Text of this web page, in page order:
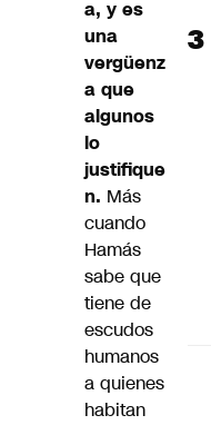
a, y es
una
vergüenz
a que
algunos
lo
justifique
n. Más
cuando
Hamás
sabe que
tiene de
escudos
humanos
a quienes
habitan